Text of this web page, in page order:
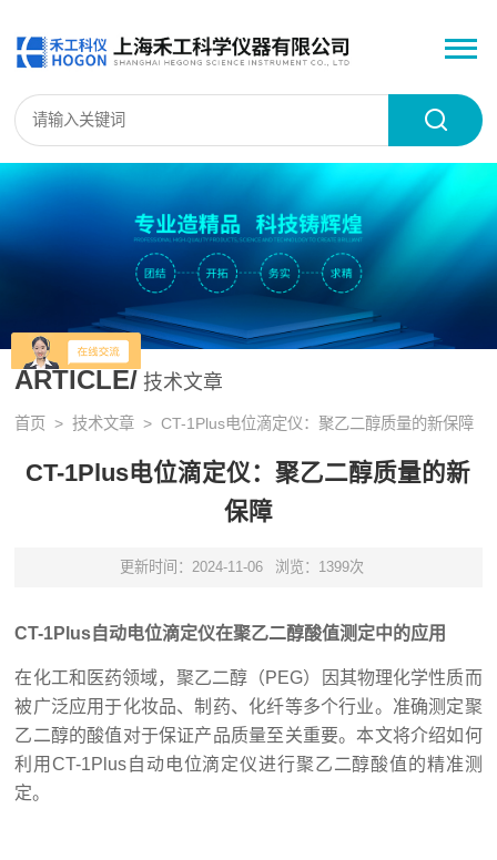
ARTICLE/ 技术文章
首页 >技术文章 > CT-1Plus电位滴定仪：聚乙二醇质量的新保障
CT-1Plus电位滴定仪：聚乙二醇质量的新
保障
更新时间：2024-11-06 浏览：1399次
CT-1Plus自动电位滴定仪在聚乙二醇酸值测定中的应用
在化工和医药领域，聚乙二醇（PEG）因其物理化学性质而
被广泛应用于化妆品、制药、化纤等多个行业。准确测定聚
乙二醇的酸值对于保证产品质量至关重要。本文将介绍如何
利用CT-1Plus自动电位滴定仪进行聚乙二醇酸值的精准测
定。